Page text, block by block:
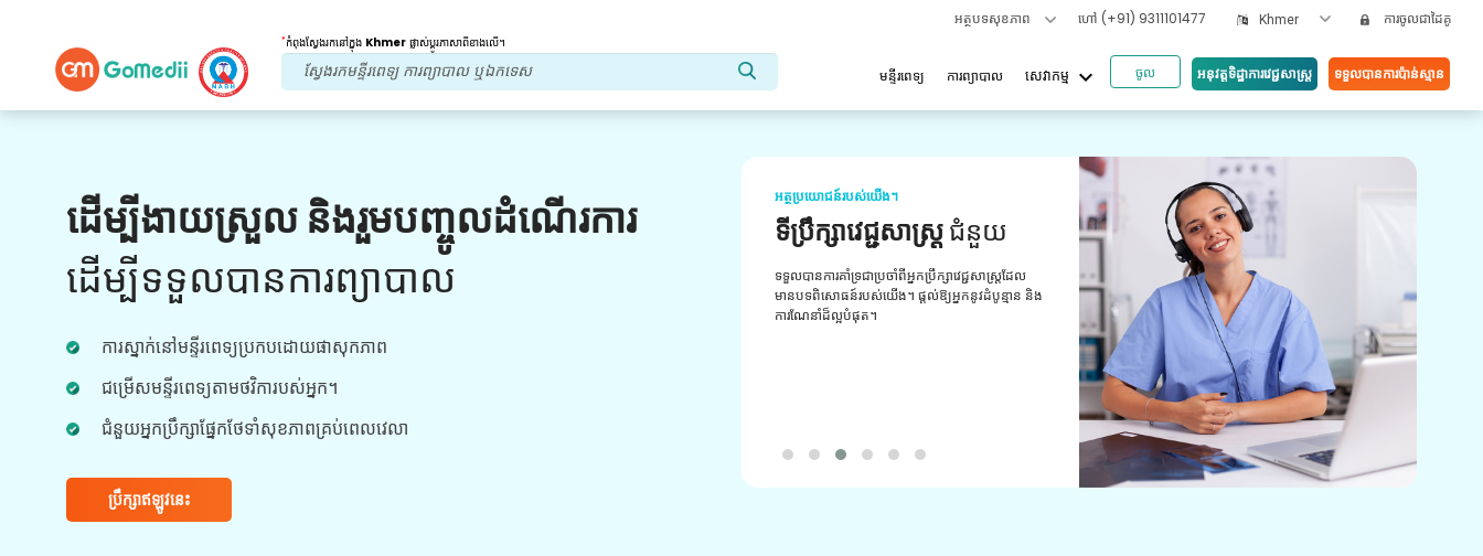
អត្ថបទសុខភាព ហៅ (+91) 9311101477 Khmer ការចូលជាដៃគូ
*កំពុងស្វែងរកនៅក្នុង Khmer ផ្លាស់ប្តូរភាសាពីខាងលើ។
មន្ទីរពេទ្យ ការព្យាបាល សេវាកម្ម keyboard_arrow_down ចូល អនុវត្តទិដ្ឋាការវេជ្ជសាស្រ្ត ទទួលបានការប៉ាន់ស្មាន
ដើម្បីងាយស្រួល និងរួមបញ្ចូលដំណើរការ
ដើម្បីទទួលបានការព្យាបាល
ការស្នាក់នៅមន្ទីរពេទ្យប្រកបដោយផាសុកភាព
ជម្រើសមន្ទីរពេទ្យតាមថវិការបស់អ្នក។
ជំនួយអ្នកប្រឹក្សាផ្នែកថែទាំសុខភាពគ្រប់ពេលវេលា
ប្រឹក្សាឥឡូវនេះ
អត្ថប្រយោជន៍របស់យើង។
ការព្យាបាលក្រោយតាមដាន
ការថែទាំ
ទទួលបានជំនួយផ្នែកវេជ្ជសាស្រ្ត និងអ្នកជំងឺ 24x7
អ្នកគ្រប់ពេលវេលា។ ការធ្វើបច្ចុប្បន្នភាពជាទៀងទាត់លើ
អត្ថប្រយោជន៍របស់យើង។
ទីប្រឹក្សាវេជ្ជសាស្ត្រជំនួយ
ទទួលបានការគាំទ្រជាប្រចាំពីអ្នកប្រឹក្សាវេជ្ជសាស្ត្រដែល
មានបទពិសោធន៍របស់យើង។ ផ្តល់ឱ្យអ្នកនូវដំបូន្មាន និង
ការណែនាំដ៏ល្អបំផុត។